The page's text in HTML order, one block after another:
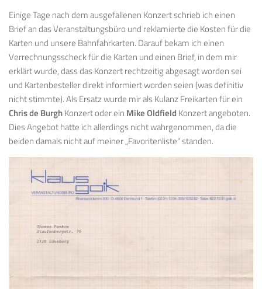
Einige Tage nach dem ausgefallenen Konzert schrieb ich einen
Brief an das Veranstaltungsbüro und reklamierte die Kosten für die
Karten und unsere Bahnfahrkarten. Darauf bekam ich einen
Verrechnungsscheck für die Karten und einen Brief, in dem mir
erklärt wurde, dass das Konzert rechtzeitig abgesagt worden sei
und Kartenbesteller direkt informiert worden seien (was definitiv
nicht stimmte). Als Ersatz wurde mir als Kulanz Freikarten für ein
Chris de BurghKonzert oder ein Mike Oldfield Konzert angeboten.
Dies Angebot hatte ich allerdings nicht wahrgenommen, da die
beiden damals nicht auf meiner „Favoritenliste“ standen.